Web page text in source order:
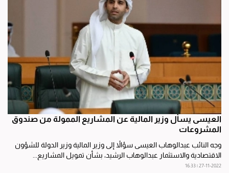
العيسى يسأل وزير المالية عن المشاريع الممولة من صندوق
المشروعات
وجه النائب عبدالوهاب العيسى سؤالاً إلى وزير المالية وزير الدولة للشؤون
الاقتصادية والاستثمار عبدالوهاب الرشيد، بشأن تمويل المشاريع...
27-11-2022 | 16:33